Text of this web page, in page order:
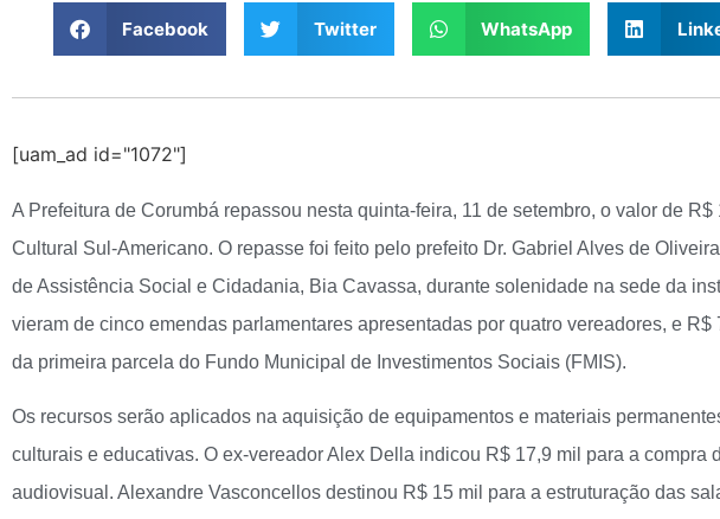
Facebook Twitter WhatsApp
[uam_ad id="1072"]
A Prefeitura de Corumbá repassou nesta quinta-feira, 11 de setembro, o valor de
Cultural Sul-Americano. O repasse foi feito pelo prefeito Dr. Gabriel Alves de
de Assistência Social e Cidadania, Bia Cavassa, durante solenidade na sede da
vieram de cinco emendas parlamentares apresentadas por quatro vereadores, e
da primeira parcela do Fundo Municipal de Investimentos Sociais (FMIS).
Os recursos serão aplicados na aquisição de equipamentos e materiais
culturais e educativas. O ex-vereador Alex Della indicou R$ 17,9 mil para a compra
audiovisual. Alexandre Vasconcellos destinou R$ 15 mil para a estruturação das